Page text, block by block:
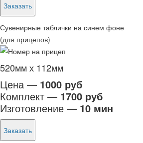
Заказать
Сувенирные таблички на синем фоне
(для прицепов)
520мм х 112мм
Цена — 1000 руб
Комплект — 1700 руб
Изготовление — 10 мин
Заказать